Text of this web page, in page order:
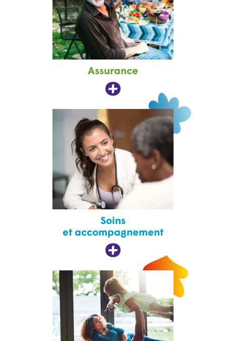
Assurance
Soins
et accompagnement